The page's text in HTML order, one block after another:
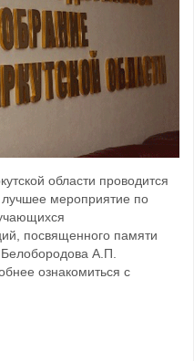
области проводится
лучшее мероприятие по
посвященного памяти
А.П.
ознакомиться с